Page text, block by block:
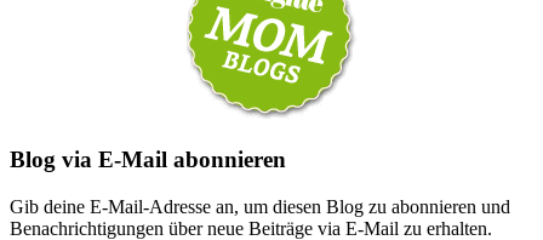
Blog via E-Mail abonnieren
Gib deine E-Mail-Adresse an, um diesen Blog zu abonnieren und
Benachrichtigungen über neue Beiträge via E-Mail zu erhalten.